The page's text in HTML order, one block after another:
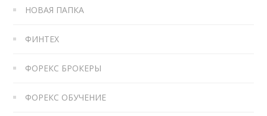
НОВАЯ ПАПКА
ФИНТЕХ
ФОРЕКС БРОКЕРЫ
ФОРЕКС ОБУЧЕНИЕ